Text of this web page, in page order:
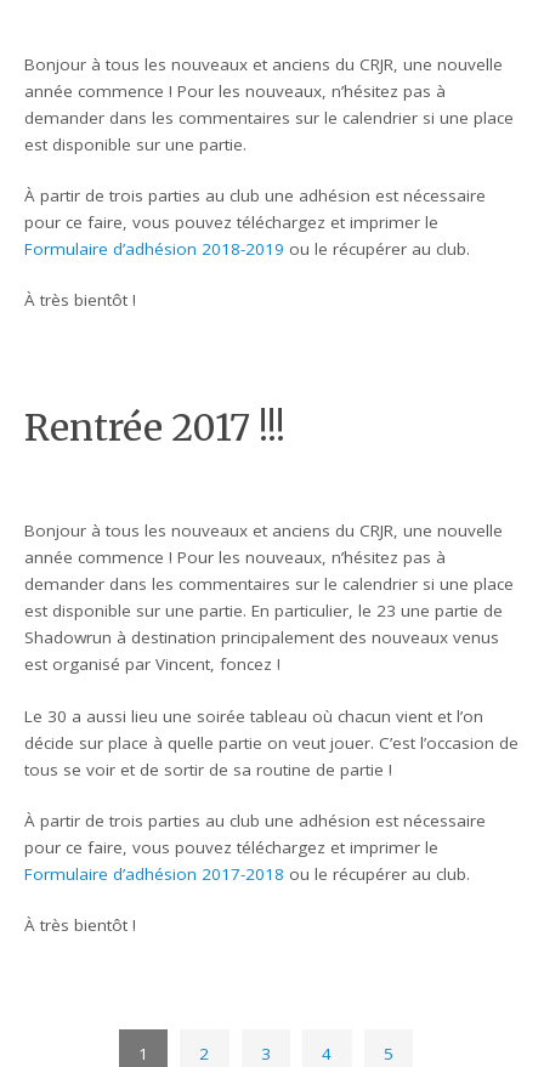
Bonjour à tous les nouveaux et anciens du CRJR, une nouvelle
année commence ! Pour les nouveaux, n’hésitez pas à
demander dans les commentaires sur le calendrier si une place
est disponible sur une partie.
À partir de trois parties au club une adhésion est nécessaire
pour ce faire, vous pouvez téléchargez et imprimer le
Formulaire d’adhésion 2018-2019 ou le récupérer au club.
À très bientôt !
Rentrée 2017 !!!
Bonjour à tous les nouveaux et anciens du CRJR, une nouvelle
année commence ! Pour les nouveaux, n’hésitez pas à
demander dans les commentaires sur le calendrier si une place
est disponible sur une partie. En particulier, le 23 une partie de
Shadowrun à destination principalement des nouveaux venus
est organisé par Vincent, foncez !
Le 30 a aussi lieu une soirée tableau où chacun vient et l’on
décide sur place à quelle partie on veut jouer. C’est l’occasion de
tous se voir et de sortir de sa routine de partie !
À partir de trois parties au club une adhésion est nécessaire
pour ce faire, vous pouvez téléchargez et imprimer le
Formulaire d’adhésion 2017-2018 ou le récupérer au club.
À très bientôt !
1 2 3 4 5